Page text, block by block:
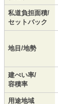
私道負担面積/
セットバック
地目/地勢
建ぺい率/
容積率
用途地域